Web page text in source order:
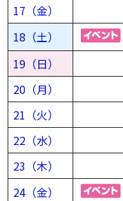
17（金）
18（土）
19（日）
20（月）
21（火）
22（水）
23（木）
24（金）